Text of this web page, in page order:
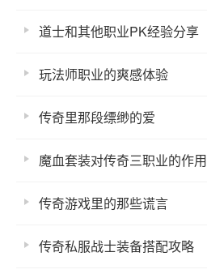
道士和其他职业PK经验分享
玩法师职业的爽感体验
传奇里那段缥缈的爱
魔血套装对传奇三职业的作用
传奇游戏里的那些谎言
传奇私服战士装备搭配攻略